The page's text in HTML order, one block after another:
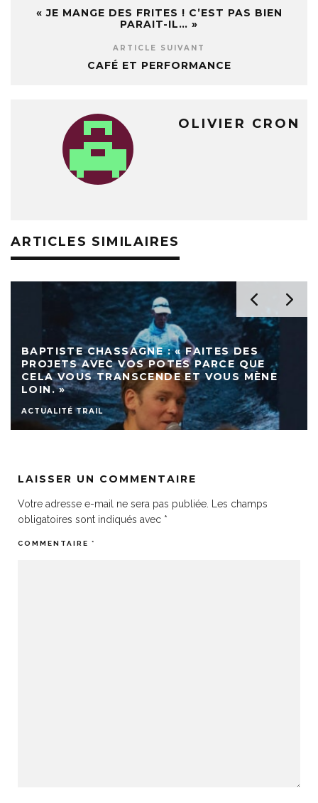
« JE MANGE DES FRITES ! C’EST PAS BIEN
PARAIT-IL… »
ARTICLE SUIVANT
CAFÉ ET PERFORMANCE
OLIVIER CRON
ARTICLES SIMILAIRES
BAPTISTE CHASSAGNE : « FAITES DES
PROJETS AVEC VOS POTES PARCE QUE
CELA VOUS TRANSCENDE ET VOUS MÈNE
LOIN. »
ACTUALITÉ TRAIL
LAISSER UN COMMENTAIRE
Votre adresse e-mail ne sera pas publiée.
Les champs
obligatoires sont indiqués avec *
COMMENTAIRE *